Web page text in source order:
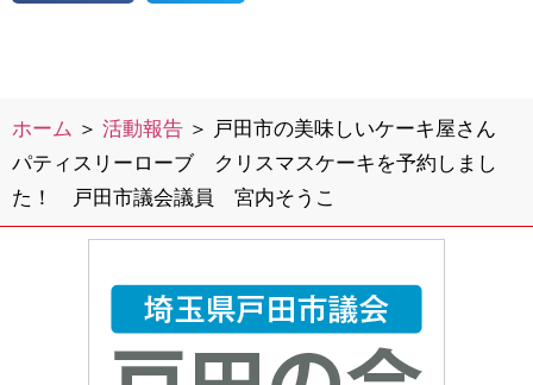
ホーム ＞ 活動報告 ＞ 戸田市の美味しいケーキ屋さん
パティスリーローブ クリスマスケーキを予約しまし
た！ 戸田市議会議員 宮内そうこ